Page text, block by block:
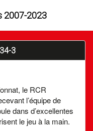
2007-2023
3
le RCR
l’équipe de
dans d’excellentes
le jeu à la main.